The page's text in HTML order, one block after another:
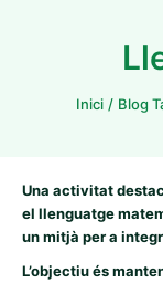
Inici Blog
Una activitat
el llenguatge
un mitjà per a
L’objectiu és